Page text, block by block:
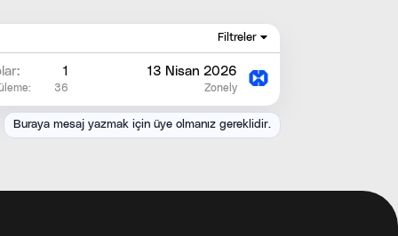
Filtreler
1
36
13 Nisan 2026
Zonely
Buraya mesaj yazmak için üye olmanız gereklidir.